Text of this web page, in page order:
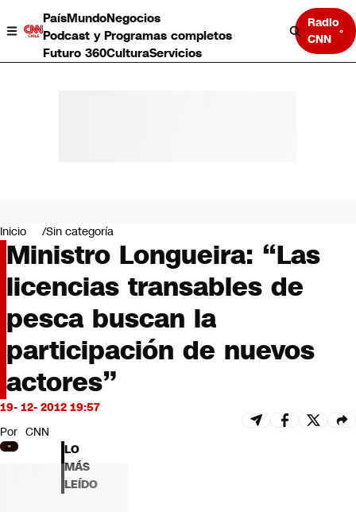
PaísMundoNegocios
Podcast y Programas completos
Futuro 360CulturaServicios
Radio
CNN
Negocios
Deportes
Programas completos
Cultura
Servicios
Bits
CNN tiempo
Futuro 360
Opinión
Inicio Sin categoría
Ministro Longueira: “Las
licencias transables de
pesca buscan la
participación de nuevos
actores”
19- 12- 2012 19:57
Por CNN
LO
MÁS
LEÍDO